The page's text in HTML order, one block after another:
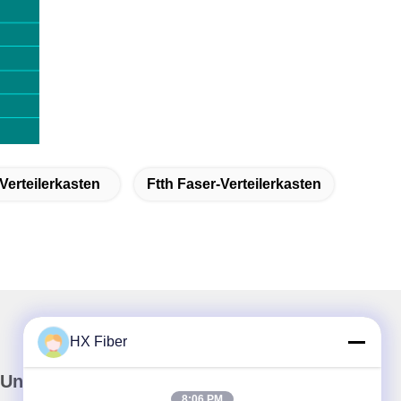
Ftth Faser-Verteilerkasten
Unser Newsletter
HX Fiber